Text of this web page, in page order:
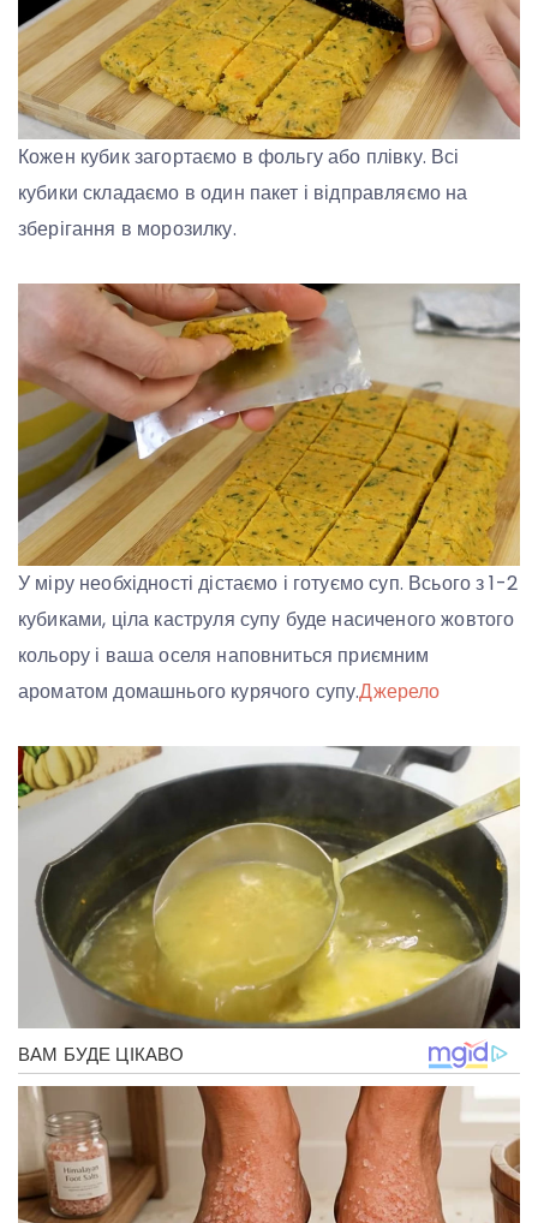
Кожен кубик загортаємо в фольгу або плівку. Всі
кубики складаємо в один пакет і відправляємо на
зберігання в морозилку.
У міру необхідності дістаємо і готуємо суп. Всього з 1-2
кубиками, ціла каструля супу буде насиченого жовтого
кольору і ваша оселя наповниться приємним
ароматом домашнього курячого супу.Джерело